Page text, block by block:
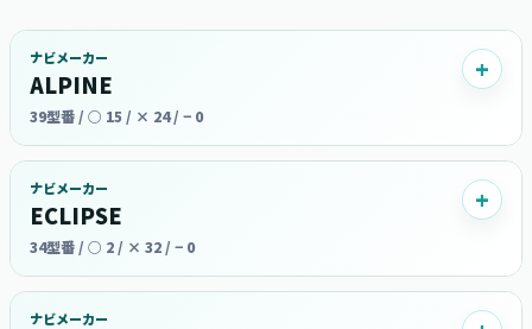
ナビメーカー
ALPINE
39型番 / ○ 15 / × 24 / − 0
ナビメーカー
ECLIPSE
34型番 / ○ 2 / × 32 / − 0
ナビメーカー